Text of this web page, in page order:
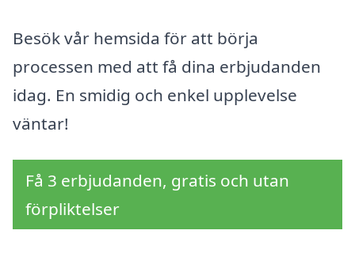
Besök vår hemsida för att börja
processen med att få dina erbjudanden
idag. En smidig och enkel upplevelse
väntar!
Få 3 erbjudanden, gratis och utan
förpliktelser